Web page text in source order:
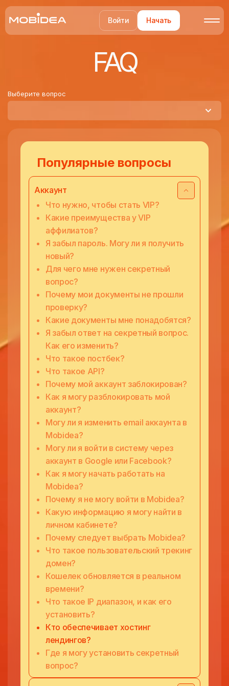
Войти Начать
FAQ
Выберите вопрос
Популярные вопросы
Аккаунт
Что нужно, чтобы стать VIP?
Какие преимущества у VIP
аффилиатов?
Я забыл пароль. Могу ли я получить
новый?
Для чего мне нужен секретный
вопрос?
Почему мои документы не прошли
проверку?
Какие документы мне понадобятся?
Я забыл ответ на секретный вопрос.
Как его изменить?
Что такое постбек?
Что такое API?
Почему мой аккаунт заблокирован?
Как я могу разблокировать мой
аккаунт?
Могу ли я изменить email аккаунта в
Mobidea?
Могу ли я войти в систему через
аккаунт в Google или Facebook?
Как я могу начать работать на
Mobidea?
Почему я не могу войти в Mobidea?
Какую информацию я могу найти в
личном кабинете?
Почему следует выбрать Mobidea?
Что такое пользовательский трекинг
домен?
Кошелек обновляется в реальном
времени?
Что такое IP диапазон, и как его
установить?
Кто обеспечивает хостинг
лендингов?
Где я могу установить секретный
вопрос?